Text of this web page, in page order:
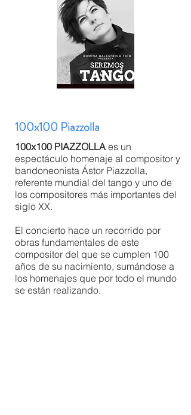
100x100 Piazzolla
100x100 PIAZZOLLA es un
espectáculo homenaje al compositor y
bandoneonista Ástor Piazzolla,
referente mundial del tango y uno de
los compositores más importantes del
siglo XX.
El concierto hace un recorrido por
obras fundamentales de este
compositor del que se cumplen 100
años de su nacimiento, sumándose a
los homenajes que por todo el mundo
se están realizando.